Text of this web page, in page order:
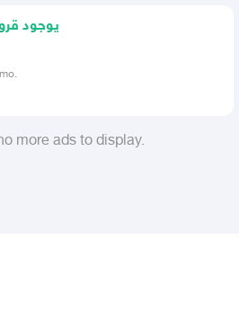
يوجود قروب
more ads to display.